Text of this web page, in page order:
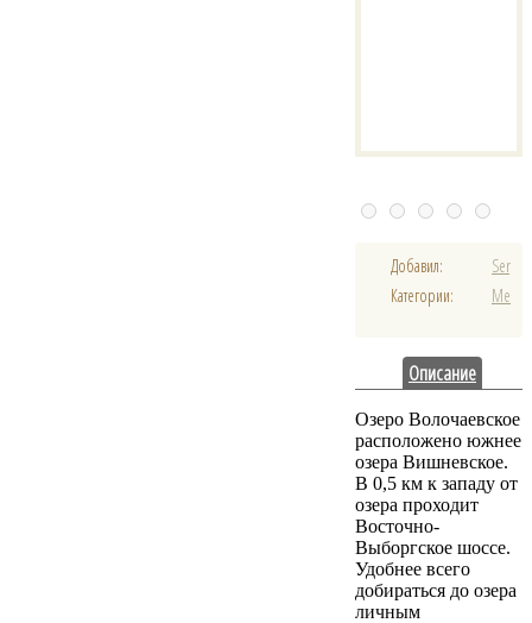
Добавил:
Serge
Категории:
Места
Описание
Озеро Волочаевское
расположено южнее
озера Вишневское.
В 0,5 км к западу от
озера проходит
Восточно-
Выборгское шоссе.
Удобнее всего
добираться до озера
личным